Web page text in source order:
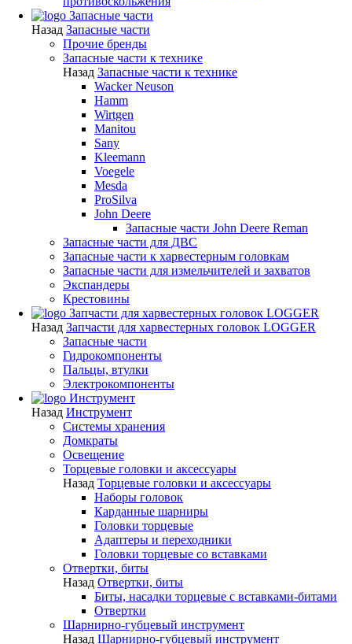
Запасные части
Назад Запасные части
Прочие бренды
Запасные части к технике
Назад Запасные части к технике
Wacker Neuson
Hamm
Wirtgen
Manitou
Sany
Kleemann
Voegele
Mesda
ProSilva
John Deere
Запасные части John Deere Reman
Запасные части для ДВС
Запасные части к харвестерным головкам
Запасные части для измельчителей и захватов
Экспандеры
Крестовины
Запчасти для харвестерных головок LOGGER
Назад Запчасти для харвестерных головок LOGGER
Запасные части
Гидрокомпоненты
Пальцы, втулки
Электрокомпоненты
Инструмент
Назад Инструмент
Системы хранения
Домкраты
Освещение
Торцевые головки и аксессуары
Назад Торцевые головки и аксессуары
Наборы головок
Карданные шарниры
Головки торцевые
Адаптеры и переходники
Головки торцевые со вставками
Отвертки, биты
Назад Отвертки, биты
Биты, насадки торцевые с вставками-битами
Отвертки
Шарнирно-губцевый инструмент
Назад Шарнирно-губцевый инструмент